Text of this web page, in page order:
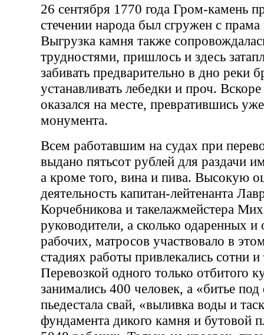
26 сентября 1770 года Гром-камень
стечении народа был сгружен с прама
Выгрузка камня также
трудностями, пришлось и здесь
забивать предварительно в дно реки
устанавливать лебедки и проч.
оказался на месте, превратившись
монумента.
Всем работавшим на судах при
выдано пятьсот рублей для раздачи
а кроме того, вина и пива. Высокую
деятельность капитан-лейтенанта
Корчебникова и такелажмейстера
руководители, а сколько одаренных
рабочих, матросов участвовало в
стадиях работы привлекались сотни
Перевозкой одного только отбитого
занимались 400 человек, а «битье
пьедестала свай, «выливка воды и
фундамента дикого камня и бутовой